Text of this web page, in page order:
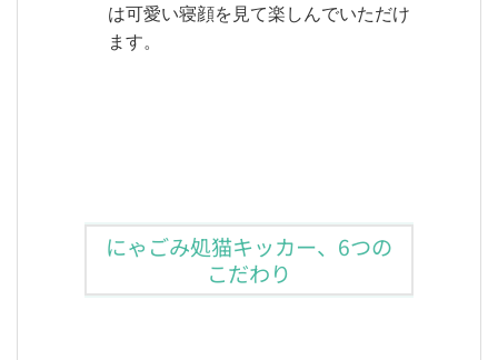
は可愛い寝顔を見て楽しんでいただけ
ます。
にゃごみ処猫キッカー、6つの
こだわり